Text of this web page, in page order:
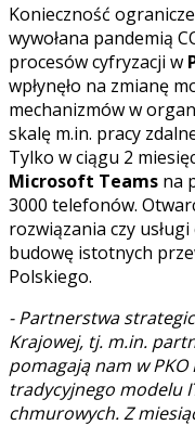
Konieczność
wywołana pandemią
procesów cyfryzacji w
wpłynęło na zmianę
mechanizmów w
skalę m.in. pracy
Tylko w ciągu 2
Microsoft Teams na
3000 telefonów.
rozwiązania czy
budowę istotnych
Polskiego.
- Partnerstwa
Krajowej, tj. m.in.
pomagają nam w
tradycyjnego modelu
chmurowych. Z